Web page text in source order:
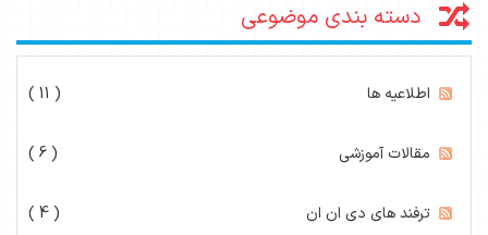
دسته بندی موضوعی
اطلاعیه ها ( 11 )
مقالات آموزشی ( 6 )
ترفند های دی ان ان ( 4 )